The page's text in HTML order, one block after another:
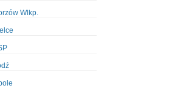
Wlkp.